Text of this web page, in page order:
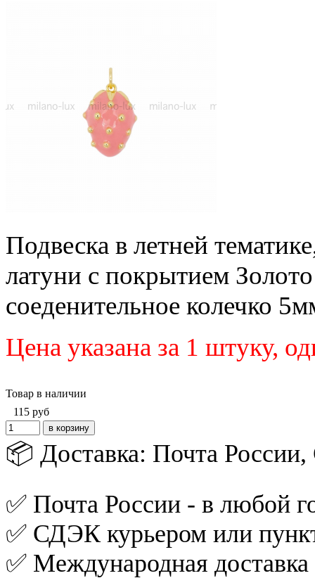
Подвеска в летней
латуни с покрытием
соеденительное колечко
Цена указана за 1 штуку,
Товар в наличии
115 руб
📦 Доставка: Почта
✅ Почта России - в любой
✅ СДЭК курьером или
✅ Международная